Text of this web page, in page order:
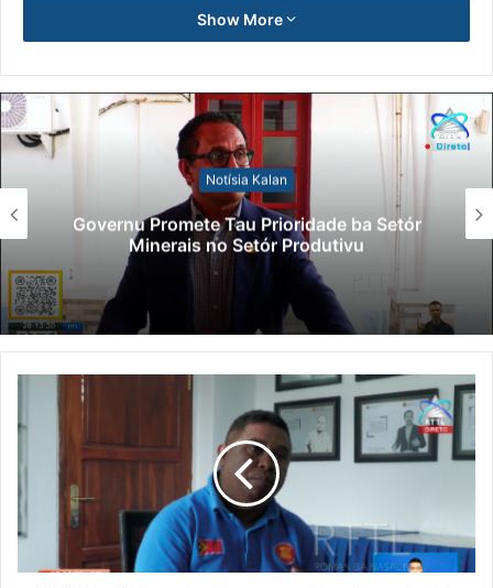
Show More
Notísia Kalan
Governu Promete Tau Prioridade ba Setór
Minerais no Setór Produtivu